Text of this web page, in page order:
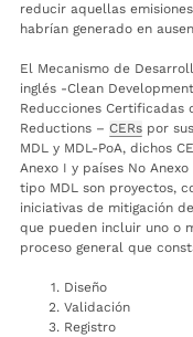
reducir aquellas
habrían generado en
El Mecanismo de
inglés -Clean
Reducciones Certificadas
Reductions – CERs por
MDL y MDL-PoA, dichos
Anexo I y países No
tipo MDL son proyectos,
iniciativas de mitigación
que pueden incluir uno o
proceso general que
Diseño
Validación
Registro